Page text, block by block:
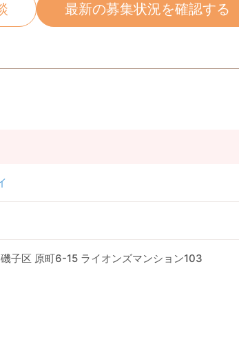
最新の募集状況を確認する
子区 原町6-15 ライオンズマンション103